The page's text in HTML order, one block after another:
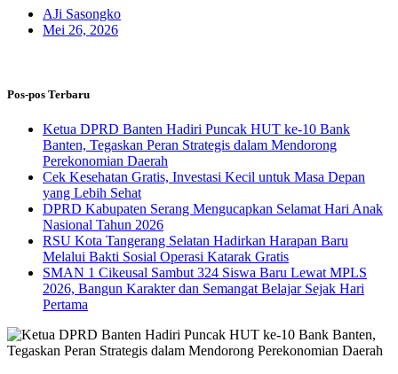
AJi Sasongko
Mei 26, 2026
Pos-pos Terbaru
Ketua DPRD Banten Hadiri Puncak HUT ke-10 Bank
Banten, Tegaskan Peran Strategis dalam Mendorong
Perekonomian Daerah
Cek Kesehatan Gratis, Investasi Kecil untuk Masa Depan
yang Lebih Sehat
DPRD Kabupaten Serang Mengucapkan Selamat Hari Anak
Nasional Tahun 2026
RSU Kota Tangerang Selatan Hadirkan Harapan Baru
Melalui Bakti Sosial Operasi Katarak Gratis
SMAN 1 Cikeusal Sambut 324 Siswa Baru Lewat MPLS
2026, Bangun Karakter dan Semangat Belajar Sejak Hari
Pertama